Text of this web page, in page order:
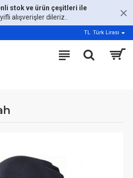
stok ve ürün çeşitleri ile
alışverişler dileriz..
TL Türk Lirası